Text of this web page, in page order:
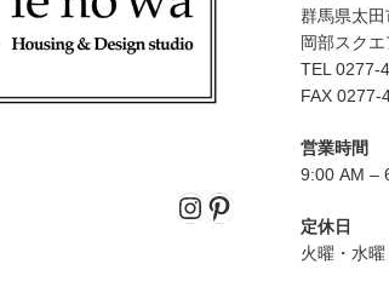
Instagram
Pinterest
群馬県太
岡部スク
TEL 0277-
FAX 0277-
営業時間
9:00 AM –
定休日
火曜・水曜